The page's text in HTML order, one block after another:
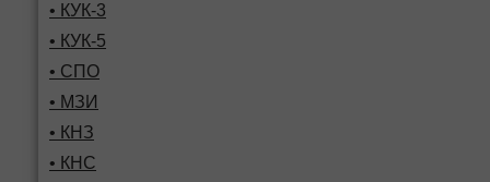
• КУК-3
• КУК-5
• СПО
• МЗИ
• КНЗ
• КНС